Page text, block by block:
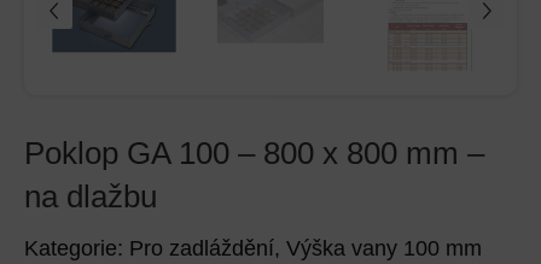
Poklop GA 100 – 800 x 800 mm –
na dlažbu
Kategorie: Pro zadláždění, Výška vany 100 mm